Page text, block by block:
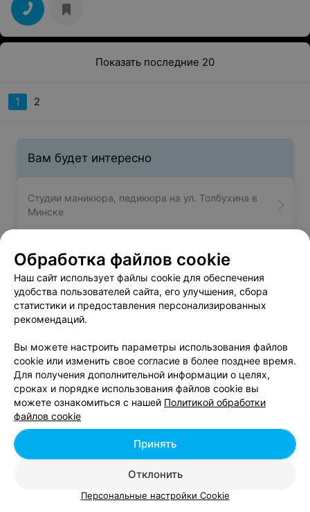
Показать последние 20
1 2
Вам будет интересно
Студии маникюра, педикюра на ул. Толбухина в
Минске
Студии маникюра, педикюра возле цирка в
Минске
Студии маникюра, педикюра возле ЦУМа в
Минске
Добавить специалиста
Обработка файлов cookie
Наш сайт использует файлы cookie для обеспечения
удобства пользователей сайта, его улучшения, сбора
статистики и предоставления персонализированных
рекомендаций.
Вы можете настроить параметры использования файлов
cookie или изменить свое согласие в более позднее время.
Для получения дополнительной информации о целях,
сроках и порядке использования файлов cookie вы
можете ознакомиться с нашей Политикой обработки
файлов cookie
Отклонить
Принять
Персональные настройки Cookie